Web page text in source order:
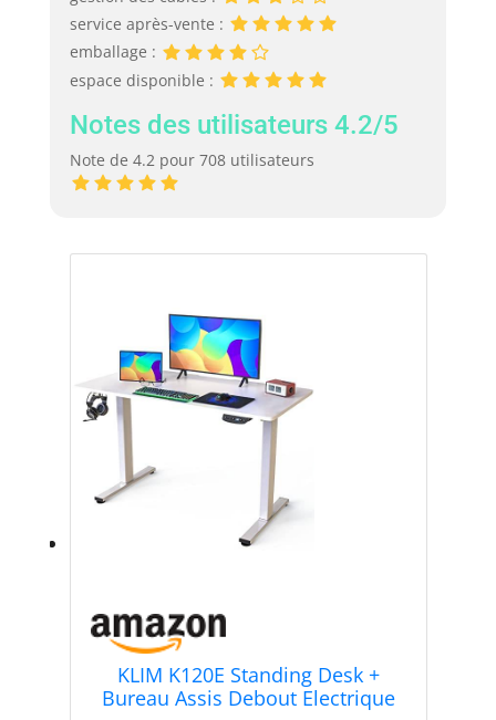
service après-vente :
emballage :
espace disponible :
Notes des utilisateurs 4.2/5
Note de 4.2 pour 708 utilisateurs
KLIM K120E Standing Desk +
Bureau Assis Debout Electrique